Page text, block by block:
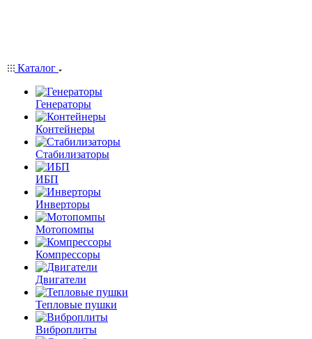
Каталог
Генераторы
Контейнеры
Стабилизаторы
ИБП
Инверторы
Мотопомпы
Компрессоры
Двигатели
Тепловые пушки
Виброплиты